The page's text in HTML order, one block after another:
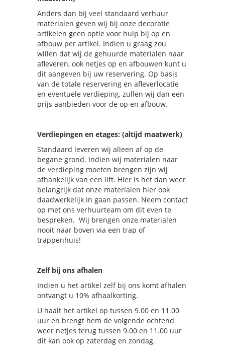
Anders dan bij veel standaard verhuur
materialen geven wij bij onze decoratie
artikelen geen optie voor hulp bij op en
afbouw per artikel. Indien u graag zou
willen dat wij de gehuurde materialen naar
afleveren, ook netjes op en afbouwen kunt u
dit aangeven bij uw reservering. Op basis
van de totale reservering en afleverlocatie
en eventuele verdieping, zullen wij dan een
prijs aanbieden voor de op en afbouw.
Verdiepingen en etages: (altijd maatwerk)
Standaard leveren wij alleen af op de
begane grond. Indien wij materialen naar
de verdieping moeten brengen zijn wij
afhankelijk van een lift. Hier is het dan weer
belangrijk dat onze materialen hier ook
daadwerkelijk in gaan passen. Neem contact
op met ons verhuurteam om dit even te
bespreken. Wij brengen onze materialen
nooit naar boven via een trap of
trappenhuis!
Zelf bij ons afhalen
Indien u het artikel zelf bij ons komt afhalen
ontvangt u 10% afhaalkorting.
U haalt het artikel op tussen 9.00 en 11.00
uur en brengt hem de volgende ochtend
weer netjes terug tussen 9.00 en 11.00 uur
dit kan ook op zaterdag en zondag.